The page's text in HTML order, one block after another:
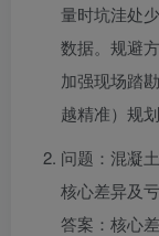
量时坑洼处
数据。规避
加强现场踏
越精准）规划
问题：混凝
核心差异及
答案：核心